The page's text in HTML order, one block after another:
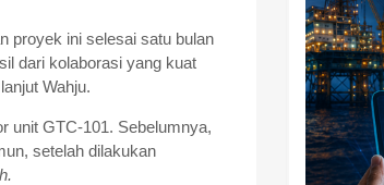
proyek ini selesai satu bulan
dari kolaborasi yang kuat
Wahju.
unit GTC-101. Sebelumnya,
setelah dilakukan